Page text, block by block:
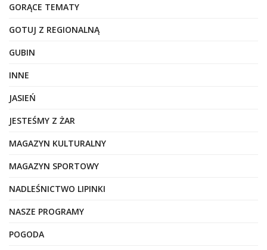
GORĄCE TEMATY
GOTUJ Z REGIONALNĄ
GUBIN
INNE
JASIEŃ
JESTEŚMY Z ŻAR
MAGAZYN KULTURALNY
MAGAZYN SPORTOWY
NADLEŚNICTWO LIPINKI
NASZE PROGRAMY
POGODA